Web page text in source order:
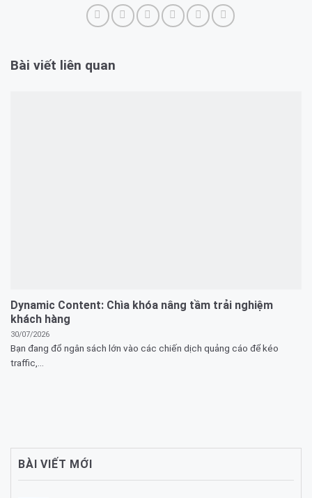
Bài viết liên quan
Dynamic Content: Chìa khóa nâng tầm trải nghiệm
khách hàng
30/07/2026
Bạn đang đổ ngân sách lớn vào các chiến dịch quảng cáo để kéo
traffic,...
BÀI VIẾT MỚI